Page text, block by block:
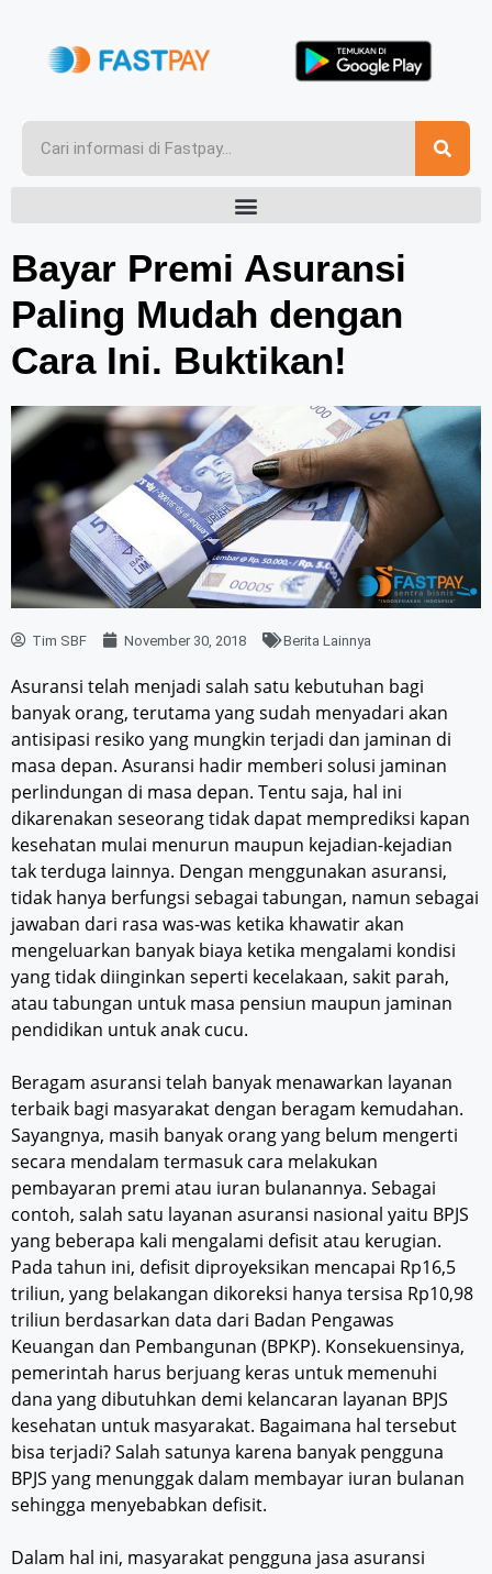
Bayar Premi Asuransi
Paling Mudah dengan
Cara Ini. Buktikan!
Tim SBF November 30, 2018 Berita Lainnya
Asuransi telah menjadi salah satu kebutuhan bagi
banyak orang, terutama yang sudah menyadari akan
antisipasi resiko yang mungkin terjadi dan jaminan di
masa depan. Asuransi hadir memberi solusi jaminan
perlindungan di masa depan. Tentu saja, hal ini
dikarenakan seseorang tidak dapat memprediksi kapan
kesehatan mulai menurun maupun kejadian-kejadian
tak terduga lainnya. Dengan menggunakan asuransi,
tidak hanya berfungsi sebagai tabungan, namun sebagai
jawaban dari rasa was-was ketika khawatir akan
mengeluarkan banyak biaya ketika mengalami kondisi
yang tidak diinginkan seperti kecelakaan, sakit parah,
atau tabungan untuk masa pensiun maupun jaminan
pendidikan untuk anak cucu.
Beragam asuransi telah banyak menawarkan layanan
terbaik bagi masyarakat dengan beragam kemudahan.
Sayangnya, masih banyak orang yang belum mengerti
secara mendalam termasuk cara melakukan
pembayaran premi atau iuran bulanannya. Sebagai
contoh, salah satu layanan asuransi nasional yaitu BPJS
yang beberapa kali mengalami defisit atau kerugian.
Pada tahun ini, defisit diproyeksikan mencapai Rp16,5
triliun, yang belakangan dikoreksi hanya tersisa Rp10,98
triliun berdasarkan data dari Badan Pengawas
Keuangan dan Pembangunan (BPKP). Konsekuensinya,
pemerintah harus berjuang keras untuk memenuhi
dana yang dibutuhkan demi kelancaran layanan BPJS
kesehatan untuk masyarakat. Bagaimana hal tersebut
bisa terjadi? Salah satunya karena banyak pengguna
BPJS yang menunggak dalam membayar iuran bulanan
sehingga menyebabkan defisit.
Dalam hal ini, masyarakat pengguna jasa asuransi